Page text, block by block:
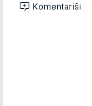
Komentariši